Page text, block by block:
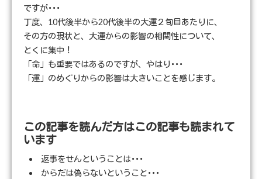
ですが･･･
丁度、10代後半から20代後半の大運２旬目あたりに、
その方の現状と、大運からの影響の相関性について、
とくに集中！
「命」も重要ではあるのですが、やはり･･･
「運」のめぐりからの影響は大きいことを感じます。
この記事を読んだ方はこの記事も読まれて
います
返事をせんということは･･･
からだは偽らないということ･･･